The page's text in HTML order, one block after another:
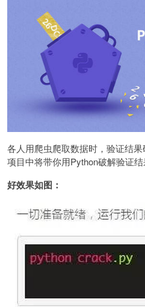
各人用爬虫爬取数据时，验证结
项目中将带你用Python破解验证结
好效果如图：